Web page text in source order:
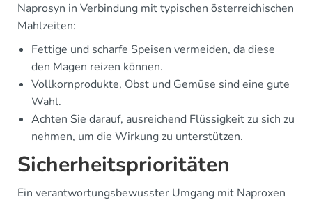
Naprosyn in Verbindung mit typischen österreichischen
Mahlzeiten:
Fettige und scharfe Speisen vermeiden, da diese
den Magen reizen können.
Vollkornprodukte, Obst und Gemüse sind eine gute
Wahl.
Achten Sie darauf, ausreichend Flüssigkeit zu sich zu
nehmen, um die Wirkung zu unterstützen.
Sicherheitsprioritäten
Ein verantwortungsbewusster Umgang mit Naproxen